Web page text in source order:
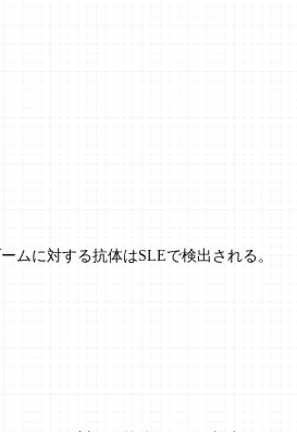
ムに対する抗体はSLEで検出される。